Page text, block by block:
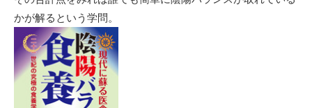
かが解るという学問。